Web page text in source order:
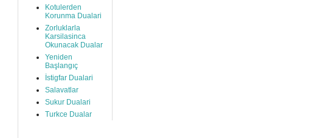
Kotulerden
Korunma Dualari
Zorluklarla
Karsilasinca
Okunacak Dualar
Yeniden
Başlangıç
İstigfar Dualari
Salavatlar
Sukur Dualari
Turkce Dualar